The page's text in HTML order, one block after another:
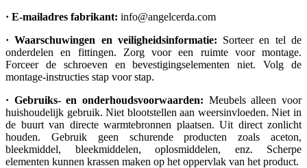
· E-mailadres fabrikant: info@angelcerda.com
· Waarschuwingen en veiligheidsinformatie: Sorteer en tel de
onderdelen en fittingen. Zorg voor een ruimte voor montage.
Forceer de schroeven en bevestigingselementen niet. Volg de
montage-instructies stap voor stap.
· Gebruiks- en onderhoudsvoorwaarden: Meubels alleen voor
huishoudelijk gebruik. Niet blootstellen aan weersinvloeden. Niet in
de buurt van directe warmtebronnen plaatsen. Uit direct zonlicht
houden. Gebruik geen schurende producten zoals aceton,
bleekmiddel, bleekmiddelen, oplosmiddelen, enz. Scherpe
elementen kunnen krassen maken op het oppervlak van het product.